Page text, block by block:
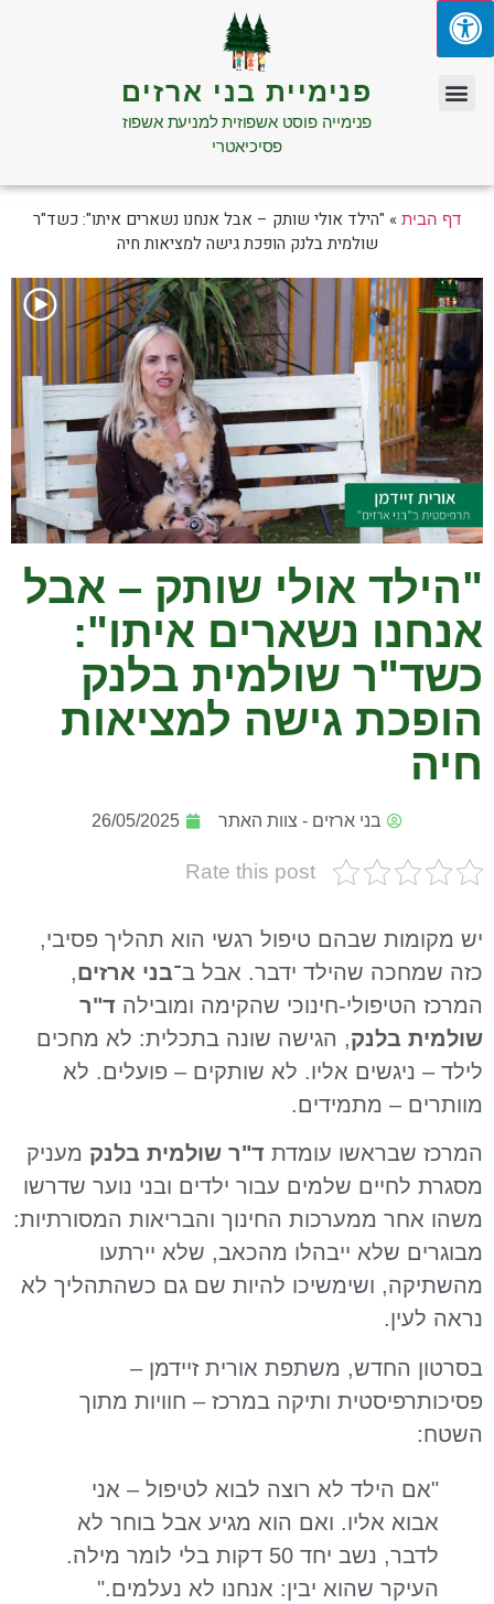
פנימיית בני ארזים
פנימייה פוסט אשפוזית למניעת אשפוז
פסיכיאטרי
דף הבית » "הילד אולי שותק – אבל אנחנו נשארים איתו": כשד"ר
שולמית בלנק הופכת גישה למציאות חיה
"הילד אולי שותק – אבל
אנחנו נשארים איתו":
כשד"ר שולמית בלנק
הופכת גישה למציאות
חיה
בני ארזים - צוות האתר 26/05/2025
Rate this post
יש מקומות שבהם טיפול רגשי הוא תהליך פסיבי,
כזה שמחכה שהילד ידבר. אבל ב־בני ארזים,
המרכז הטיפולי-חינוכי שהקימה ומובילה ד"ר
שולמית בלנק, הגישה שונה בתכלית: לא מחכים
לילד – ניגשים אליו. לא שותקים – פועלים. לא
מוותרים – מתמידים.
המרכז שבראשו עומדת ד"ר שולמית בלנק מעניק
מסגרת לחיים שלמים עבור ילדים ובני נוער שדרשו
משהו אחר ממערכות החינוך והבריאות המסורתיות:
מבוגרים שלא ייבהלו מהכאב, שלא יירתעו
מהשתיקה, ושימשיכו להיות שם גם כשהתהליך לא
נראה לעין.
בסרטון החדש, משתפת אורית זיידמן –
פסיכותרפיסטית ותיקה במרכז – חוויות מתוך
השטח:
"אם הילד לא רוצה לבוא לטיפול – אני
אבוא אליו. ואם הוא מגיע אבל בוחר לא
לדבר, נשב יחד 50 דקות בלי לומר מילה.
העיקר שהוא יבין: אנחנו לא נעלמים."